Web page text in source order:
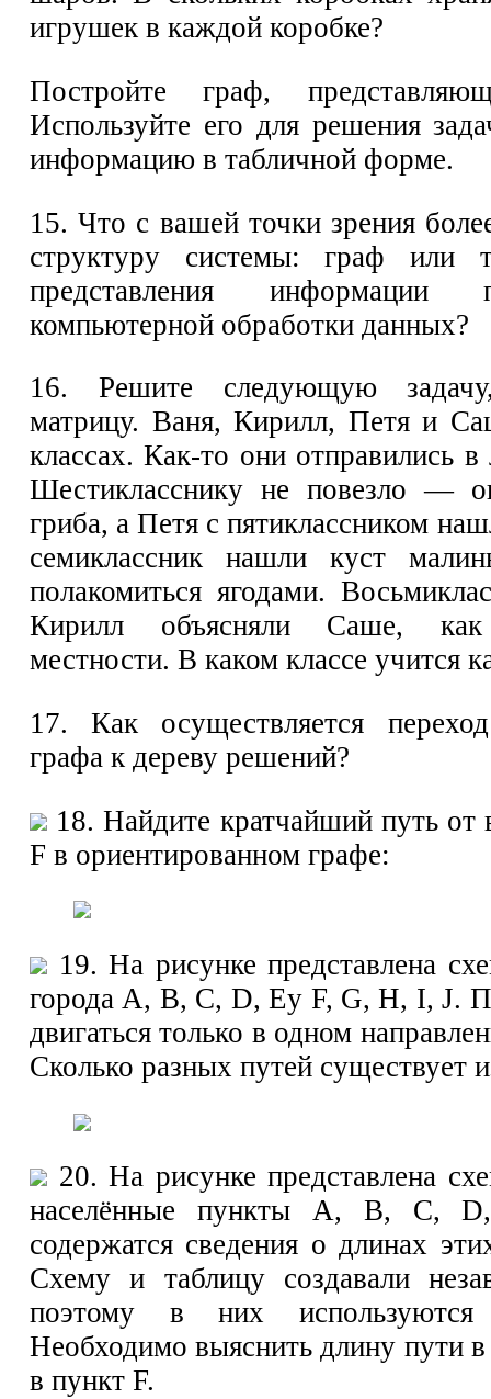
игрушек в каждой коробке?
Постройте граф,
Используйте его для решения
информацию в табличной форме.
15. Что с вашей точки зрения
структуру системы: граф или
представления информации
компьютерной обработки данных?
16. Решите следующую
матрицу. Ваня, Кирилл, Петя и
классах. Как-то они отправились
Шестикласснику не повезло —
гриба, а Петя с пятиклассником
семиклассник нашли куст
полакомиться ягодами.
Кирилл объясняли Саше, как
местности. В каком классе учится
17. Как осуществляется
графа к дереву решений?
18. Найдите кратчайший путь
F в ориентированном графе:
19. На рисунке представлена
города А, В, С, D, Еу F, G, Н, I, J.
двигаться только в одном
Сколько разных путей существует
20. На рисунке представлена
населённые пункты А, В, С,
содержатся сведения о длинах
Схему и таблицу создавали
поэтому в них используются
Необходимо выяснить длину пути
в пункт F.